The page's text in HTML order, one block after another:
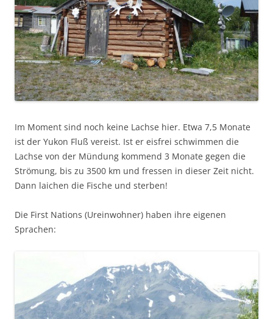
Im Moment sind noch keine Lachse hier. Etwa 7,5 Monate
ist der Yukon Fluß vereist. Ist er eisfrei schwimmen die
Lachse von der Mündung kommend 3 Monate gegen die
Strömung, bis zu 3500 km und fressen in dieser Zeit nicht.
Dann laichen die Fische und sterben!
Die First Nations (Ureinwohner) haben ihre eigenen
Sprachen: